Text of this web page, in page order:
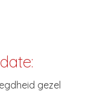
gezel